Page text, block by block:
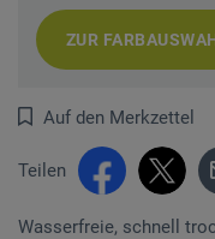
ZUR
Auf den Merkzettel
Teilen
Wasserfreie, schnell